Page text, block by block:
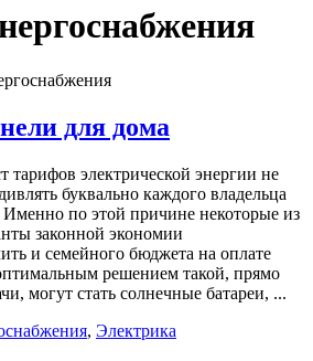
для дома
тарифов электрической энергии не
буквально каждого владельца
по этой причине некоторые из
законной экономии
и семейного бюджета на оплате
решением такой, прямо
могут стать солнечные батареи, ...
, Электрика